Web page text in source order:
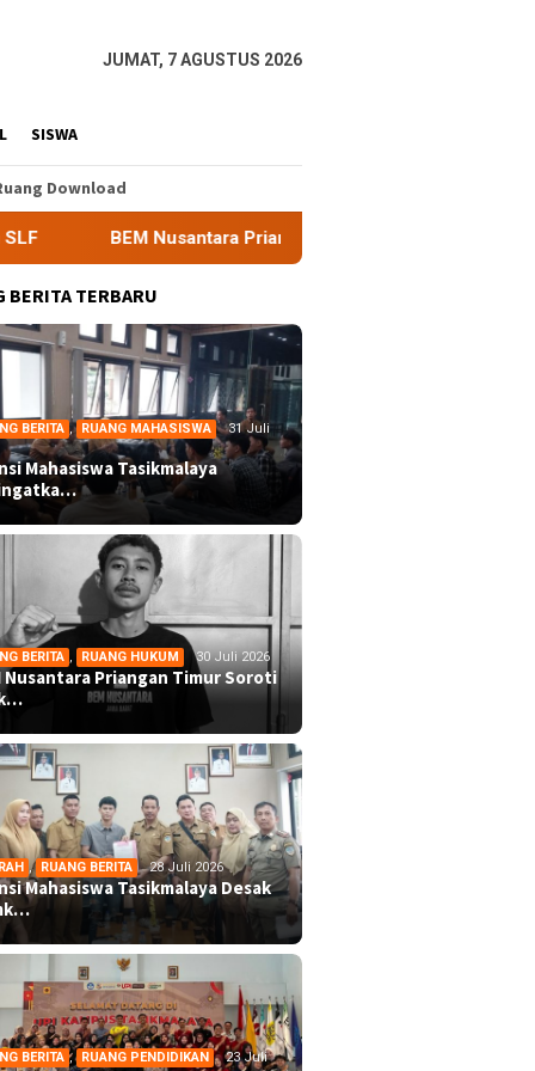
JUMAT, 7 AGUSTUS 2026
SISWA
Download
Priangan Timur Soroti Efektivitas Kinerja APH di
BERITA TERBARU
BERITA , RUANG MAHASISWA
31 Juli
Mahasiswa Tasikmalaya
BERITA , RUANG HUKUM 30 Juli 2026
Nusantara Priangan Timur Soroti
, RUANG BERITA 28 Juli 2026
Mahasiswa Tasikmalaya Desak
BERITA , RUANG PENDIDIKAN
23 Juli